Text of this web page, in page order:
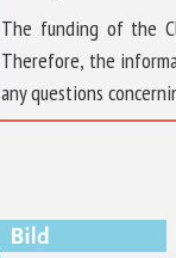
The funding of the
Therefore, the
any questions